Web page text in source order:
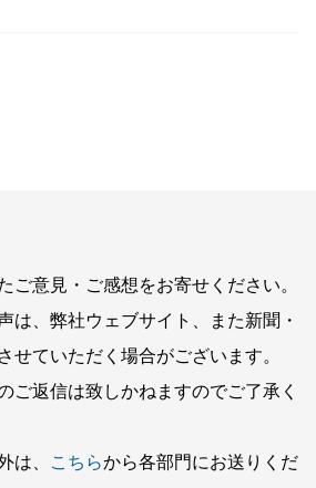
ご意見・ご感想をお寄せください。
は、弊社ウェブサイト、また新聞・
せていただく場合がございます。
ご返信は致しかねますのでご了承く
は、
こちらから各部門にお送りくだ